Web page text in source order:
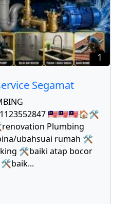
1
Segamat
🇲🇾🇲🇾🇲🇾🏠🛠
Plumbing
ubahsuai rumah 🛠
🛠baiki atap bocor
🛠baik...